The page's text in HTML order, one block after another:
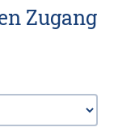
Zugang